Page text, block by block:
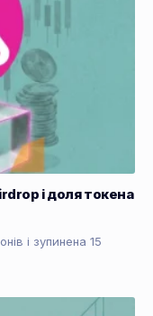
і доля токена
і зупинена 15